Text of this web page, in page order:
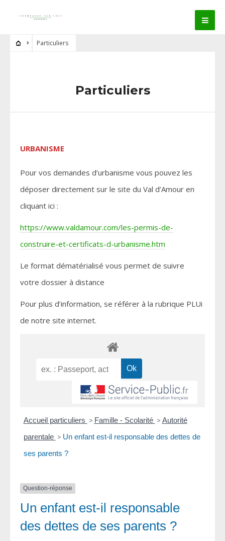
Particuliers
Particuliers
URBANISME
Pour vos demandes d’urbanisme vous pouvez les
déposer directement sur le site du Val d’Amour en
cliquant ici :
https://www.valdamour.com/les-permis-de-
construire-et-certificats-d-urbanisme.htm
Le format dématérialisé vous permet de suivre
votre dossier à distance
Pour plus d’information, se référer à la rubrique PLUi
de notre site internet.
Accueil particuliers > Famille - Scolarité > Autorité
parentale > Un enfant est-il responsable des dettes de
ses parents ?
Question-réponse
Un enfant est-il responsable
des dettes de ses parents ?